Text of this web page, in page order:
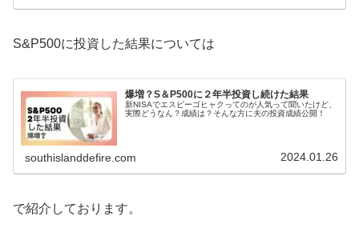
S&P500に投資した結果については
爆増？S＆P500に２年半投資し続けた結果
新NISAでエスピーゴヒャクってのが人気って聞いたけど、
実際どうなん？成績は？そんな方に夫の投資成績公開！
southislanddefire.com 2024.01.26
で紹介しております。